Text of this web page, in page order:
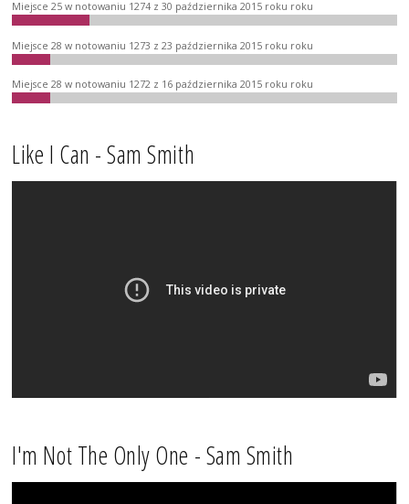
Miejsce 25 w notowaniu 1274 z 30 października 2015 roku roku
Miejsce 28 w notowaniu 1273 z 23 października 2015 roku roku
Miejsce 28 w notowaniu 1272 z 16 października 2015 roku roku
Like I Can - Sam Smith
I'm Not The Only One - Sam Smith